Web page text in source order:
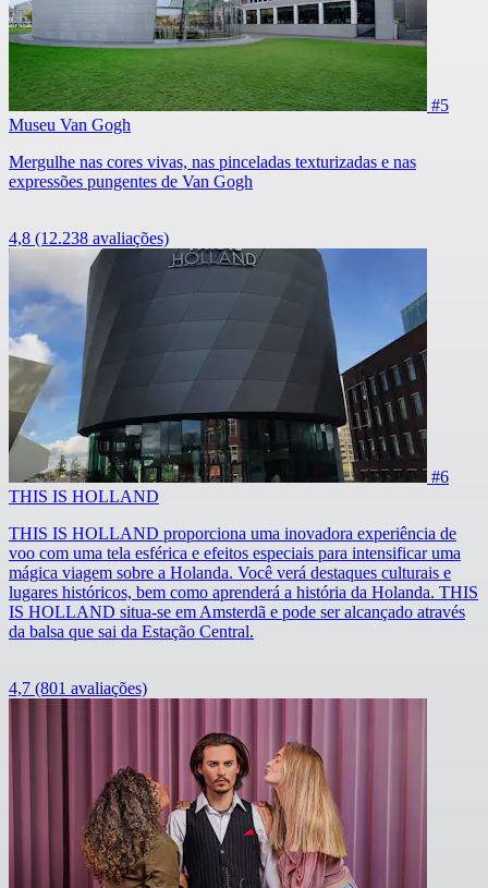
#5
Museu Van Gogh
Mergulhe nas cores vivas, nas pinceladas texturizadas e nas
expressões pungentes de Van Gogh
4,8 (12.238 avaliações)
#6
THIS IS HOLLAND
THIS IS HOLLAND proporciona uma inovadora experiência de
voo com uma tela esférica e efeitos especiais para intensificar uma
mágica viagem sobre a Holanda. Você verá destaques culturais e
lugares históricos, bem como aprenderá a história da Holanda. THIS
IS HOLLAND situa-se em Amsterdã e pode ser alcançado através
da balsa que sai da Estação Central.
4,7 (801 avaliações)